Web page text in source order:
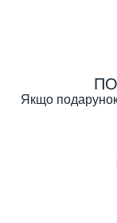
Якщо